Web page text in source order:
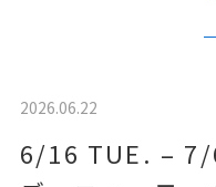
2026.06.22
6/16 TUE. – 7/